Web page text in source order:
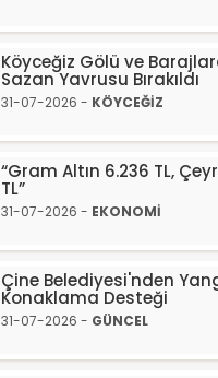
Köyceğiz Gölü ve
Sazan Yavrusu Bırakıldı
31-07-2026 - KÖYCEĞİZ
“Gram Altın 6.236 TL,
TL”
31-07-2026 - EKONOMİ
Çine Belediyesi'nden
Konaklama Desteği
31-07-2026 - GÜNCEL